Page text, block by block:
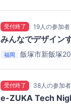
受付終了 19人の参加者
みんなでデザイン
福岡 飯塚市新飯塚
受付終了 38人の参加者
e-ZUKA Tech